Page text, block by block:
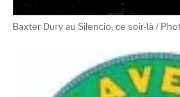
Baxter Dury au Silencio, ce soir-là /